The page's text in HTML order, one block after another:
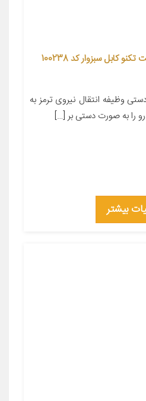
سیم ترمز دستی راست شرکت تکنو کابل سبزوار کد 100238
وظیفه انتقال نیروی ترمز به
را به صورت دستی بر […]
بیشتر